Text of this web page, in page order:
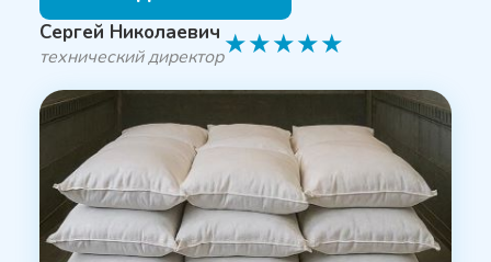
Сергей Николаевич
технический директор★★★★★